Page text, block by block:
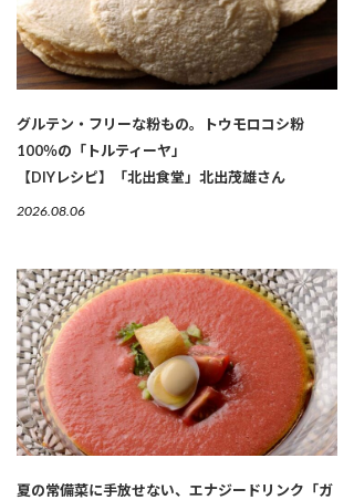
グルテン・フリーな粉もの。トウモロコシ粉
100％の「トルティーヤ」
【DIYレシピ】「北出食堂」北出茂雄さん
2026.08.06
夏の常備菜に手放せない、エナジードリンク「ガ